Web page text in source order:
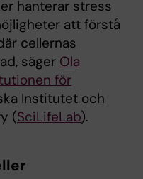
hanterar stress
att förstå
cellernas
säger Ola
för
Institutet och
(SciLifeLab).